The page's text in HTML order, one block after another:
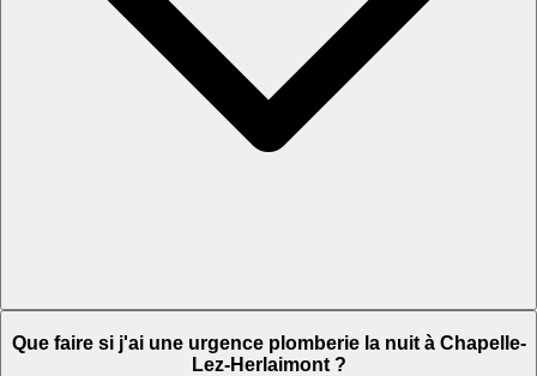
Que faire si j'ai une urgence plomberie la nuit à Chapelle-
Lez-Herlaimont ?